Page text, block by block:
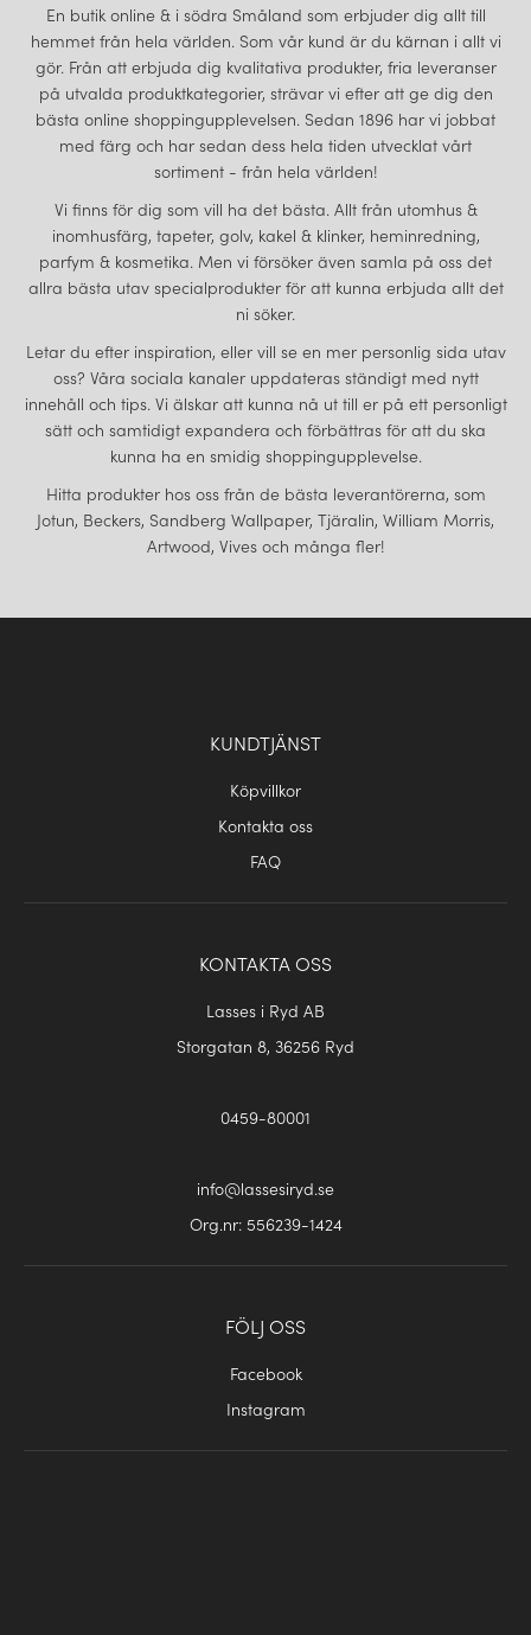
En butik online & i södra Småland som erbjuder dig allt till
hemmet från hela världen. Som vår kund är du kärnan i allt vi
gör. Från att erbjuda dig kvalitativa produkter, fria leveranser
på utvalda produktkategorier, strävar vi efter att ge dig den
bästa online shoppingupplevelsen. Sedan 1896 har vi jobbat
med färg och har sedan dess hela tiden utvecklat vårt
sortiment - från hela världen!
Vi finns för dig som vill ha det bästa. Allt från utomhus &
inomhusfärg, tapeter, golv, kakel & klinker, heminredning,
parfym & kosmetika. Men vi försöker även samla på oss det
allra bästa utav specialprodukter för att kunna erbjuda allt det
ni söker.
Letar du efter inspiration, eller vill se en mer personlig sida utav
oss? Våra sociala kanaler uppdateras ständigt med nytt
innehåll och tips. Vi älskar att kunna nå ut till er på ett personligt
sätt och samtidigt expandera och förbättras för att du ska
kunna ha en smidig shoppingupplevelse.
Hitta produkter hos oss från de bästa leverantörerna, som
Jotun, Beckers, Sandberg Wallpaper, Tjäralin, William Morris,
Artwood, Vives och många fler!
KUNDTJÄNST
Köpvillkor
Kontakta oss
FAQ
KONTAKTA OSS
Lasses i Ryd AB
Storgatan 8, 36256 Ryd
0459-80001
info@lassesiryd.se
Org.nr: 556239-1424
FÖLJ OSS
Facebook
Instagram